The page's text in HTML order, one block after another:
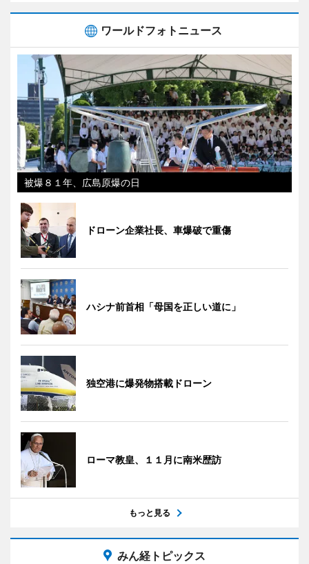
ワールドフォトニュース
被爆８１年、広島原爆の日
ドローン企業社長、車爆破で重傷
ハシナ前首相「母国を正しい道に」
独空港に爆発物搭載ドローン
ローマ教皇、１１月に南米歴訪
もっと見る
みん経トピックス